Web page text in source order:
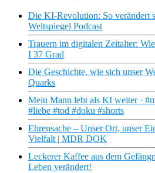
Die KI-Revolution: So verändert
Weltspiegel Podcast
Trauern im digitalen Zeitalter:
I 37 Grad
Die Geschichte, wie sich unser
Quarks
Mein Mann lebt als KI weiter ·
#liebe #tod #doku #shorts
Ehrensache – Unser Ort, unser
Vielfalt | MDR DOK
Leckerer Kaffee aus dem
Leben verändert!